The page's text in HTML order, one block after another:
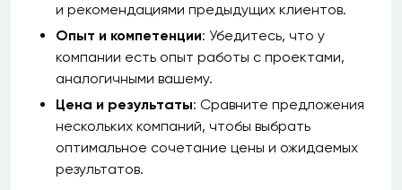
и рекомендациями предыдущих клиентов.
Опыт и компетенции: Убедитесь, что у
компании есть опыт работы с проектами,
аналогичными вашему.
Цена и результаты: Сравните предложения
нескольких компаний, чтобы выбрать
оптимальное сочетание цены и ожидаемых
результатов.